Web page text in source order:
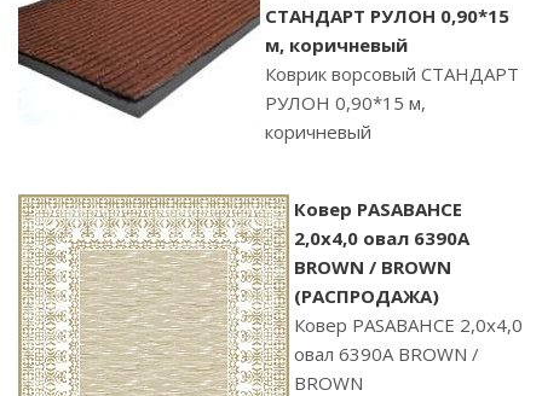
СТАНДАРТ РУЛОН 0,90*15
м, коричневый
Коврик ворсовый СТАНДАРТ
РУЛОН 0,90*15 м,
коричневый
Ковер PASABAHCE
2,0х4,0 овал 6390A
BROWN / BROWN
(РАСПРОДАЖА)
Ковер PASABAHCE 2,0х4,0
овал 6390A BROWN /
BROWN